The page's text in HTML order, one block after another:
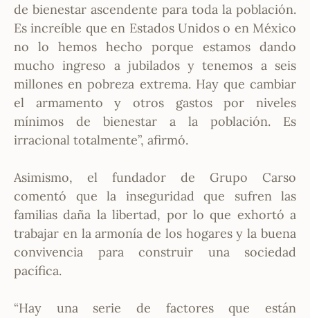
de bienestar ascendente para toda la población.
Es increíble que en Estados Unidos o en México
no lo hemos hecho porque estamos dando
mucho ingreso a jubilados y tenemos a seis
millones en pobreza extrema. Hay que cambiar
el armamento y otros gastos por niveles
mínimos de bienestar a la población. Es
irracional totalmente”, afirmó.
Asimismo, el fundador de Grupo Carso
comentó que la inseguridad que sufren las
familias daña la libertad, por lo que exhortó a
trabajar en la armonía de los hogares y la buena
convivencia para construir una sociedad
pacífica.
“Hay una serie de factores que están